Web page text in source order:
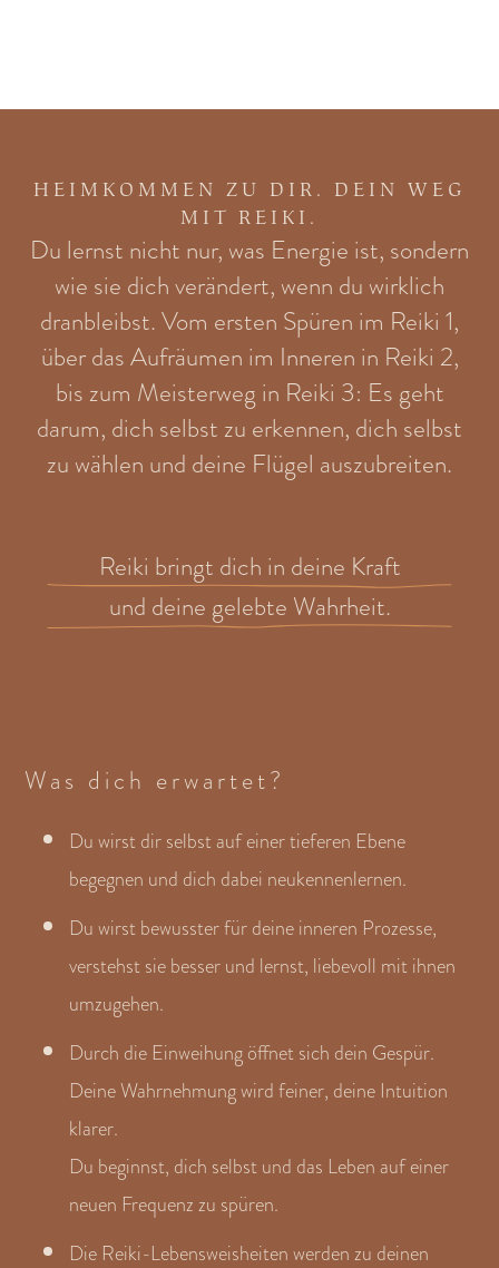
HEIMKOMMEN ZU DIR. DEIN WEG
MIT REIKI.
Du lernst nicht nur, was Energie ist, sondern
wie sie dich verändert, wenn du wirklich
dranbleibst. Vom ersten Spüren im Reiki 1,
über das Aufräumen im Inneren in Reiki 2,
bis zum Meisterweg in Reiki 3: Es geht
darum, dich selbst zu erkennen, dich selbst
zu wählen und deine Flügel auszubreiten.
Reiki bringt dich in deine Kraft
und deine gelebte Wahrheit.
Was dich erwartet?
Du wirst dir selbst auf einer tieferen Ebene
begegnen und dich dabei neukennenlernen.
Du wirst bewusster für deine inneren Prozesse,
verstehst sie besser und lernst, liebevoll mit ihnen
umzugehen.
Durch die Einweihung öffnet sich dein Gespür.
Deine Wahrnehmung wird feiner, deine Intuition
klarer.
Du beginnst, dich selbst und das Leben auf einer
neuen Frequenz zu spüren.
Die Reiki-Lebensweisheiten werden zu deinen